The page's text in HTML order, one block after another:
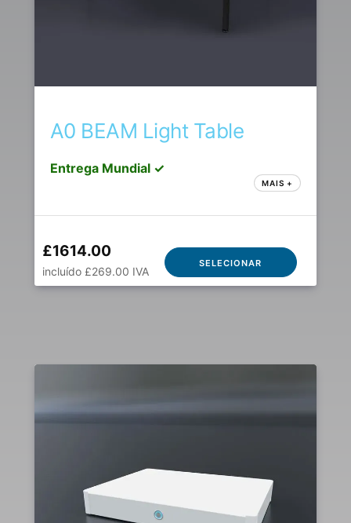
A0 BEAM Light Table
Entrega Mundial ✓
MAIS +
£1614.00
incluído £269.00 IVA
SELECIONAR